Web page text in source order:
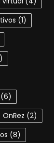
(1)
(6)
OnRez (2)
(8)